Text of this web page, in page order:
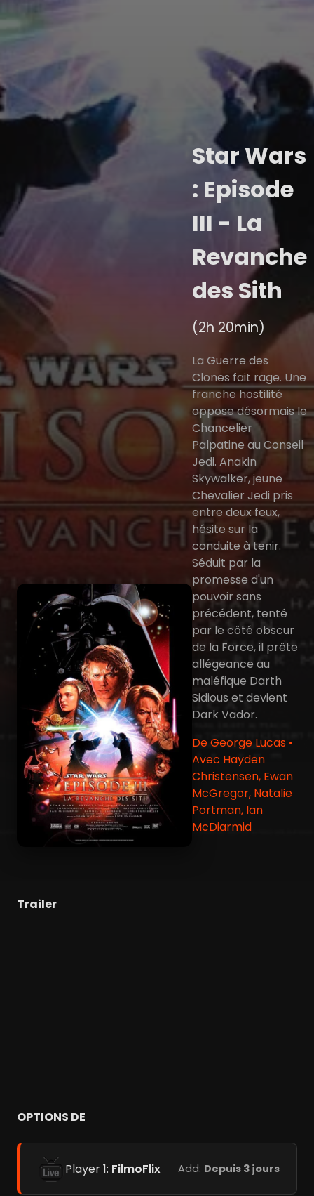
Star Wars
: Episode
III - La
Revanche
des Sith
(2h 20min)
La Guerre des
Clones fait rage. Une
franche hostilité
oppose désormais le
Chancelier
Palpatine au Conseil
Jedi. Anakin
Skywalker, jeune
Chevalier Jedi pris
entre deux feux,
hésite sur la
conduite à tenir.
Séduit par la
promesse d'un
pouvoir sans
précédent, tenté
par le côté obscur
de la Force, il prête
allégeance au
maléfique Darth
Sidious et devient
Dark Vador.
De George Lucas •
Avec Hayden
Christensen, Ewan
McGregor, Natalie
Portman, Ian
McDiarmid
Trailer
OPTIONS DE
Player 1: FilmoFlix Add: Depuis 3 jours